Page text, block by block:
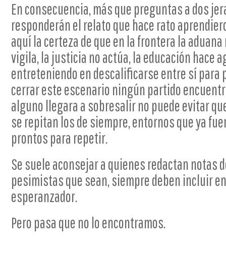
En consecuencia, más que preguntas a dos
responderán el relato que hace rato
aquí la certeza de que en la frontera la
vigila, la justicia no actúa, la educación hace
entreteniendo en descalificarse entre sí para
cerrar este escenario ningún partido
alguno llegara a sobresalir no puede evitar
se repitan los de siempre, entornos que ya
prontos para repetir.
Se suele aconsejar a quienes redactan notas
pesimistas que sean, siempre deben incluir
esperanzador.
Pero pasa que no lo encontramos.